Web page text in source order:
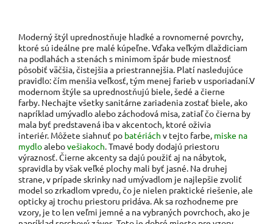
Moderný štýl uprednostňuje hladké a rovnomerné povrchy,
ktoré sú ideálne pre malé kúpeľne. Vďaka veľkým dlaždiciam
na podlahách a stenách s minimom špár bude miestnosť
pôsobiť väčšia, čistejšia a priestrannejšia. Platí nasledujúce
pravidlo: čím menšia veľkosť, tým menej farieb v usporiadaní.V
modernom štýle sa uprednostňujú biele, šedé a čierne
farby. Nechajte všetky sanitárne zariadenia zostať biele, ako
napríklad umývadlo alebo záchodová misa, zatiaľ čo čierna by
mala byť predstavená iba v akcentoch, ktoré oživia
interiér. Môžete siahnuť po batériách v tejto farbe, miske na
mydloalebovešiakoch. Tmavé body dodajú priestoru
výraznosť. Čierne akcenty sa dajú použiť aj na nábytok,
spravidla by však veľké plochy mali byť jasné. Na druhej
strane, v prípade skrinky nad umývadlom je najlepšie zvoliť
model so zrkadlom vpredu, čo je nielen praktické riešenie, ale
opticky aj trochu priestoru pridáva. Ak sa rozhodneme pre
vzory, je to len veľmi jemné a na vybraných povrchoch, ako je